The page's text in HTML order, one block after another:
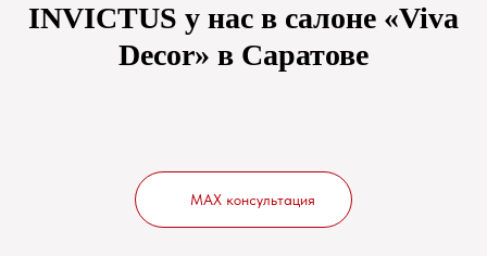
INVICTUS у нас в салоне «Viva
Decor» в Саратове
MAX консультация